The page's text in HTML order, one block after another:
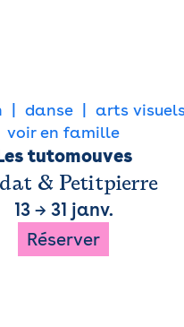
danse arts
voir en famille
tutomouves
& Petitpierre
13→ 31 janv.
Réserver